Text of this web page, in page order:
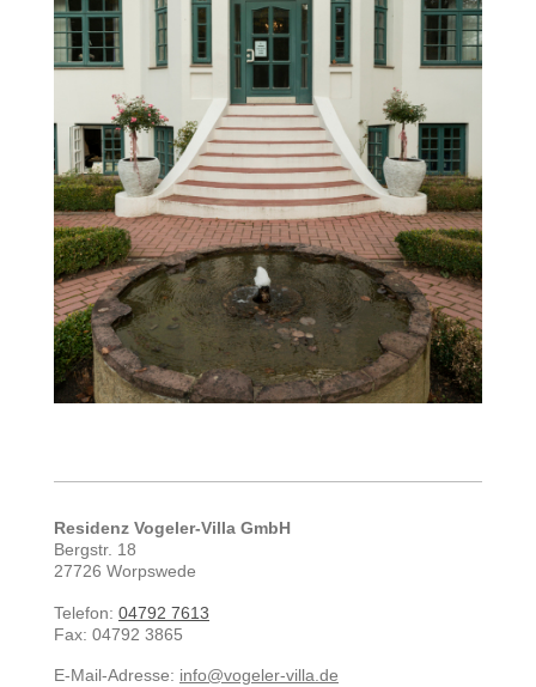
Residenz Vogeler-Villa GmbH
Bergstr. 18
27726 Worpswede
Telefon: 04792 7613
Fax: 04792 3865
E-Mail-Adresse: info@vogeler-villa.de